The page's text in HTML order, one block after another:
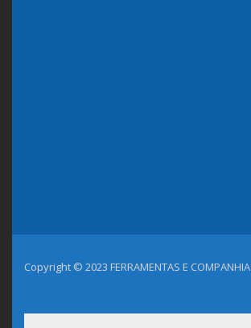
Copyright © 2023 FERRAMENTAS E COMPANHIA